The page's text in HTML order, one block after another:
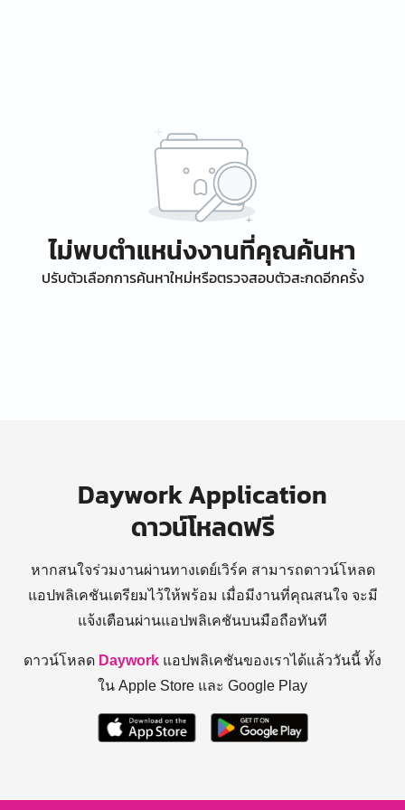
ไม่พบตำแหน่งงานที่คุณค้นหา
ปรับตัวเลือกการค้นหาใหม่หรือตรวจสอบตัวสะกดอีกครั้ง
Daywork Application
ดาวน์โหลดฟรี
หากสนใจร่วมงานผ่านทางเดย์เวิร์ค สามารถดาวน์โหลด
แอปพลิเคชันเตรียมไว้ให้พร้อม เมื่อมีงานที่คุณสนใจ จะมี
แจ้งเตือนผ่านแอปพลิเคชันบนมือถือทันที
ดาวน์โหลด Daywork แอปพลิเคชันของเราได้แล้ววันนี้ ทั้ง
ใน Apple Store และ Google Play